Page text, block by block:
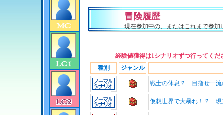
冒険履歴
現在参加中の、またはこれまで参
経験値獲得は1シナリオずつ行ってく
種別
ジャンル
戦士の休息？ 目指せ一流
仮想世界で大暴れ！？ 現